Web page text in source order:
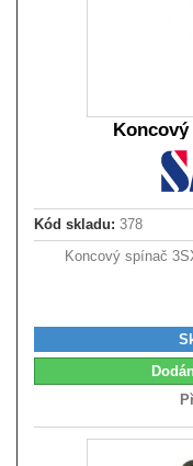
Koncový
Kód skladu: 378
Koncový spínač